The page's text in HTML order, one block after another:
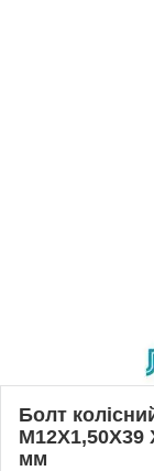
Болт
мм